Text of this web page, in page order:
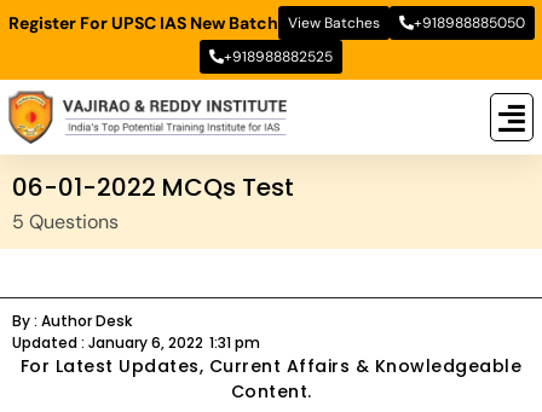
Register For UPSC IAS New Batch View Batches
+918988885050
+918988882525
06-01-2022 MCQs Test
5 Questions
By : Author Desk
Updated : January 6, 2022 1:31 pm
For Latest Updates, Current Affairs & Knowledgeable
Content.